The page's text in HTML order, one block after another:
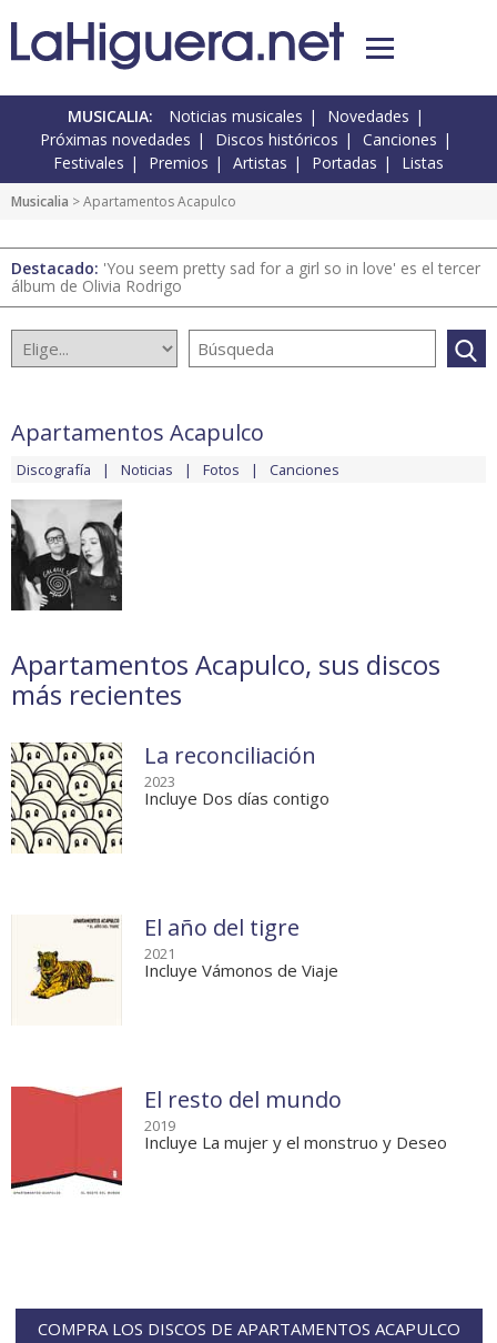
MUSICALIA: Noticias musicales
Novedades
Próximas novedades
Discos históricos
Canciones
Festivales
Premios Artistas Portadas Listas
Musicalia > Apartamentos Acapulco
Destacado: 'You seem pretty sad for a girl so in love' es el tercer
álbum de Olivia Rodrigo
Apartamentos Acapulco
Discografía Noticias Fotos Canciones
Apartamentos Acapulco, sus discos
más recientes
La reconciliación
2023
Incluye Dos días contigo
El año del tigre
2021
Incluye Vámonos de Viaje
El resto del mundo
2019
Incluye La mujer y el monstruo y Deseo
COMPRA LOS DISCOS DE APARTAMENTOS ACAPULCO